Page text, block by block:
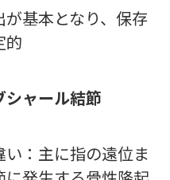
基本となり、保存
的
シャール結節
：主に指の遠位ま